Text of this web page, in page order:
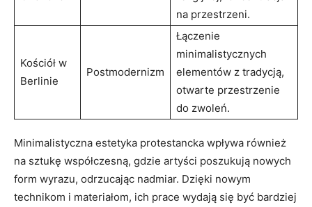
na przestrzeni.
Kościół w
Berlinie
Postmodernizm
Łączenie
minimalistycznych
elementów z tradycją,
otwarte przestrzenie
do zwoleń.
Minimalistyczna estetyka protestancka wpływa również
na sztukę współczesną, gdzie artyści poszukują nowych
form wyrazu, odrzucając nadmiar. Dzięki nowym
technikom i materiałom, ich prace wydają się być bardziej